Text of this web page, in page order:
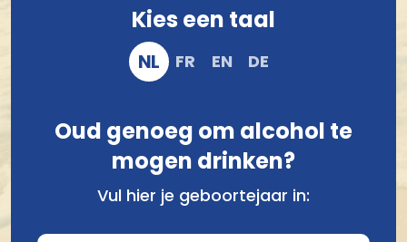
Kies een taal
NL FR EN DE
Oud genoeg om alcohol te
mogen drinken?
Vul hier je geboortejaar in: